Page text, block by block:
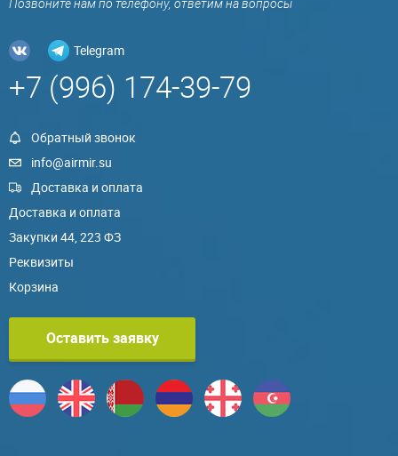
Telegram
+7 (996) 174-39-79
Обратный звонок
info@airmir.su
Доставка и оплата
Доставка и оплата
Закупки 44, 223 ФЗ
Реквизиты
Корзина
Оставить заявку